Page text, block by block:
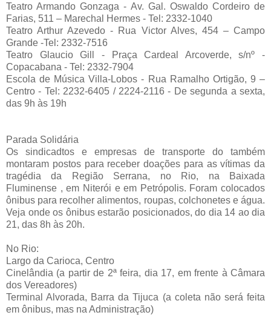
Teatro Armando Gonzaga - Av. Gal. Oswaldo Cordeiro de
Farias, 511 – Marechal Hermes - Tel: 2332-1040
Teatro Arthur Azevedo - Rua Victor Alves, 454 – Campo
Grande -Tel: 2332-7516
Teatro Glaucio Gill - Praça Cardeal Arcoverde, s/nº -
Copacabana - Tel: 2332-7904
Escola de Música Villa-Lobos - Rua Ramalho Ortigão, 9 –
Centro - Tel: 2232-6405 / 2224-2116 - De segunda a sexta,
das 9h às 19h
Parada Solidária
Os sindicadtos e empresas de transporte do também
montaram postos para receber doações para as vítimas da
tragédia da Região Serrana, no Rio, na Baixada
Fluminense , em Niterói e em Petrópolis. Foram colocados
ônibus para recolher alimentos, roupas, colchonetes e água.
Veja onde os ônibus estarão posicionados, do dia 14 ao dia
21, das 8h às 20h.
No Rio:
Largo da Carioca, Centro
Cinelândia (a partir de 2ª feira, dia 17, em frente à Câmara
dos Vereadores)
Terminal Alvorada, Barra da Tijuca (a coleta não será feita
em ônibus, mas na Administração)